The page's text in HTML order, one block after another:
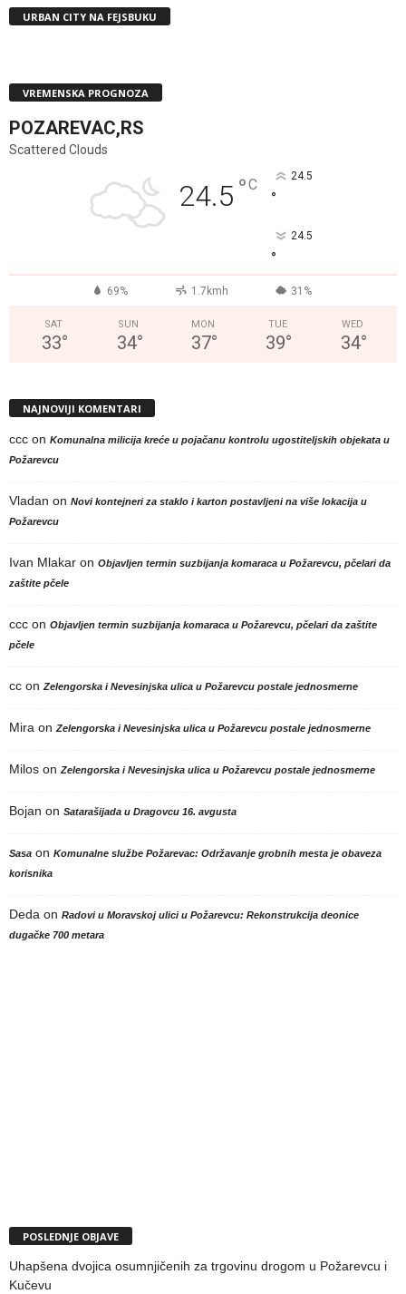
URBAN CITY NA FEJSBUKU
VREMENSKA PROGNOZA
POZAREVAC,RS
Scattered Clouds
24.5 °C 24.5
°
24.5
°
69% 1.7kmh 31%
SAT
33°
SUN
34°
MON
37°
TUE
39°
WED
34°
NAJNOVIJI KOMENTARI
ccc on Komunalna milicija kreće u pojačanu kontrolu ugostiteljskih objekata u
Požarevcu
Vladan on Novi kontejneri za staklo i karton postavljeni na više lokacija u
Požarevcu
Ivan Mlakar on Objavljen termin suzbijanja komaraca u Požarevcu, pčelari da
zaštite pčele
ccc on Objavljen termin suzbijanja komaraca u Požarevcu, pčelari da zaštite
pčele
cc on Zelengorska i Nevesinjska ulica u Požarevcu postale jednosmerne
Mira on Zelengorska i Nevesinjska ulica u Požarevcu postale jednosmerne
Milos on Zelengorska i Nevesinjska ulica u Požarevcu postale jednosmerne
Bojan on Satarašijada u Dragovcu 16. avgusta
Sasa on Komunalne službe Požarevac: Održavanje grobnih mesta je obaveza
korisnika
Deda on Radovi u Moravskoj ulici u Požarevcu: Rekonstrukcija deonice
dugačke 700 metara
POSLEDNJE OBJAVE
Uhapšena dvojica osumnjičenih za trgovinu drogom u Požarevcu i
Kučevu